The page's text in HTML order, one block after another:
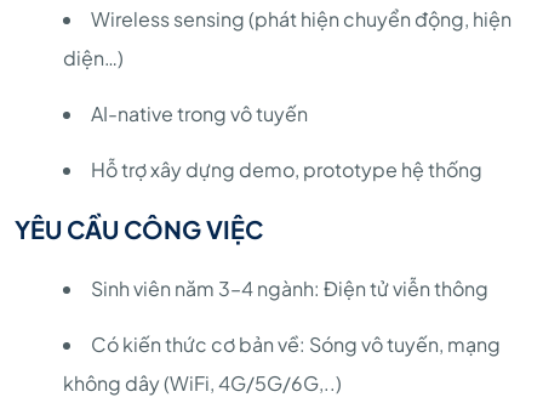
Wireless sensing (phát hiện chuyển động, hiện
diện…)
AI-native trong vô tuyến
Hỗ trợ xây dựng demo, prototype hệ thống
YÊU CẦU CÔNG VIỆC
Sinh viên năm 3–4 ngành: Điện tử viễn thông
Có kiến thức cơ bản về: Sóng vô tuyến, mạng
không dây (WiFi, 4G/5G/6G,..)